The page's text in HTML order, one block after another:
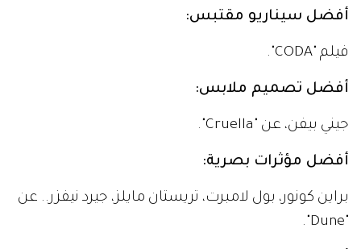
أفضل سيناريو مقتبس:
فيلم "CODA".
أفضل تصميم ملابس:
جيني بيفن، عن "Cruella".
أفضل مؤثرات بصرية:
براين كونور، بول لامبرت، تريستان مايلز، جيرد نيفزر.. عن
"Dune".